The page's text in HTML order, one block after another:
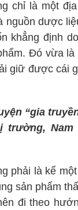
chỉ là một
dược
khẳng định
Đó vừa
giữ được cái
“gia
trường,
phải là kể
sản phẩm
đi theo